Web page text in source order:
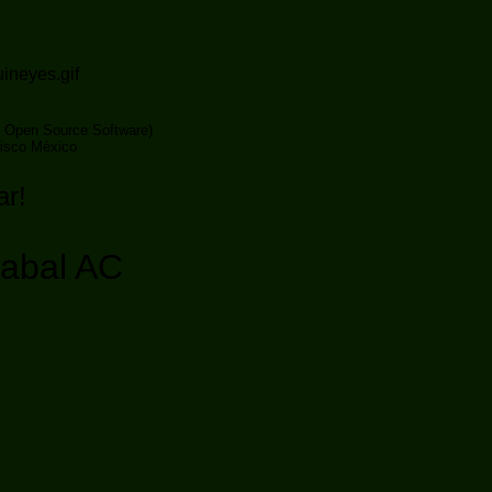
Source Software)
México
AC